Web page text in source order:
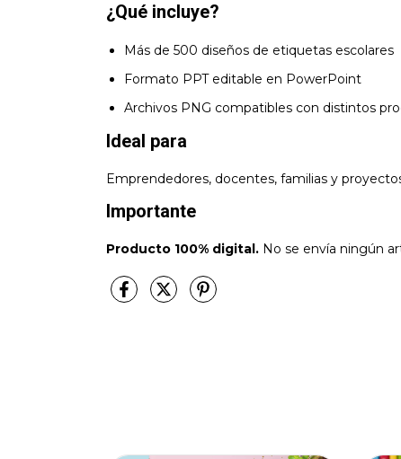
¿Qué incluye?
Más de 500 diseños de etiquetas escolares
Formato PPT editable en PowerPoint
Archivos PNG compatibles con distintos
Ideal para
Emprendedores, docentes, familias y
Importante
Producto 100% digital. No se envía ningún